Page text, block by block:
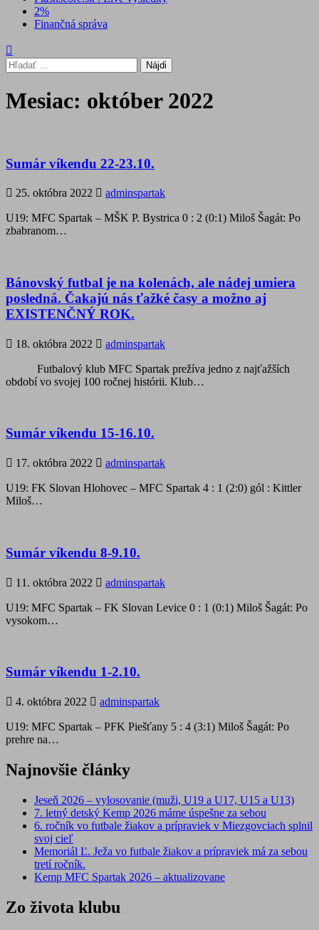
2%
Finančná správa
Hľadať:
Mesiac: október 2022
Sumár víkendu 22-23.10.
25. októbra 2022 adminspartak
U19: MFC Spartak – MŠK P. Bystrica 0 : 2 (0:1) Miloš Šagát: Po
zbabranom…
Bánovský futbal je na kolenách, ale nádej umiera
posledná. Čakajú nás ťažké časy a možno aj
EXISTENČNÝ ROK.
18. októbra 2022 adminspartak
Futbalový klub MFC Spartak prežíva jedno z najťažších
období vo svojej 100 ročnej histórii. Klub…
Sumár víkendu 15-16.10.
17. októbra 2022 adminspartak
U19: FK Slovan Hlohovec – MFC Spartak 4 : 1 (2:0) gól : Kittler
Miloš…
Sumár víkendu 8-9.10.
11. októbra 2022 adminspartak
U19: MFC Spartak – FK Slovan Levice 0 : 1 (0:1) Miloš Šagát: Po
vysokom…
Sumár víkendu 1-2.10.
4. októbra 2022 adminspartak
U19: MFC Spartak – PFK Piešťany 5 : 4 (3:1) Miloš Šagát: Po
prehre na…
Najnovšie články
Jeseň 2026 – vylosovanie (muži, U19 a U17, U15 a U13)
7. letný detský Kemp 2026 máme úspešne za sebou
6. ročník vo futbale žiakov a prípraviek v Miezgovciach splnil
svoj cieľ
Memoriál Ľ. Ježa vo futbale žiakov a prípraviek má za sebou
tretí ročník.
Kemp MFC Spartak 2026 – aktualizovane
Zo života klubu